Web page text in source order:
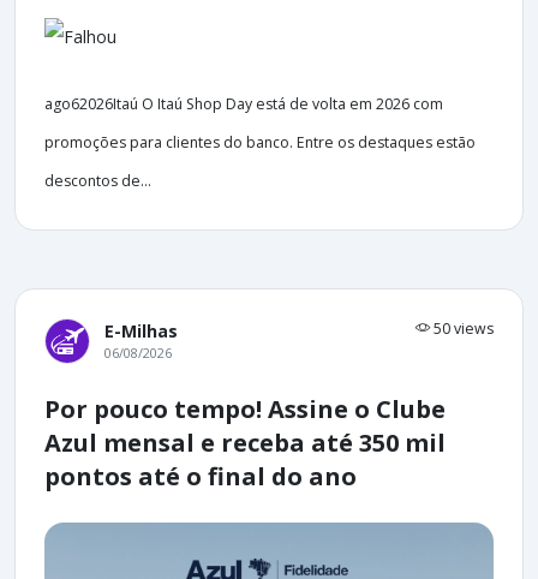
ago62026Itaú O Itaú Shop Day está de volta em 2026 com
promoções para clientes do banco. Entre os destaques estão
descontos de...
E-Milhas 50 views
06/08/2026
Por pouco tempo! Assine o Clube
Azul mensal e receba até 350 mil
pontos até o final do ano